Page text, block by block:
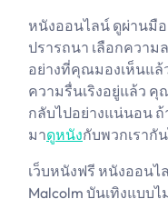
หนังออนไลน์ ดูผ่านมื
ปรารถนา เลือกความ
อย่างที่คุณมองเห็นแล้
ความรื่นเริงอยู่แล้ว คุ
กลับไปอย่างแน่นอน
มาดูหนังกับพวกเรากั
เว็บหนังฟรี หนังออนไ
Malcolm บันเทิงแบบ